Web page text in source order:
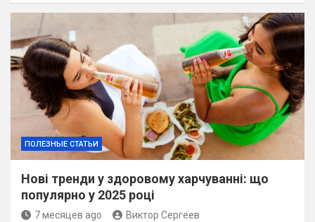
ПОЛЕЗНЫЕ СТАТЬИ
Нові тренди у здоровому харчуванні: що
популярно у 2025 році
7 месяцев ago Виктор Сергеев